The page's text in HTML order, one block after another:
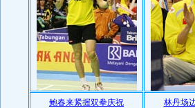
鲍春来紧握双拳庆祝 林丹场